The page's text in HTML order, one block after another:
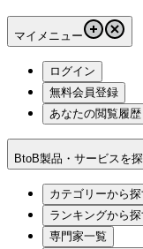
マイメニュー
ログイン
無料会員登録
あなたの閲覧履歴
BtoB製品・サービスを
カテゴリーから探
ランキングから探
専門家一覧